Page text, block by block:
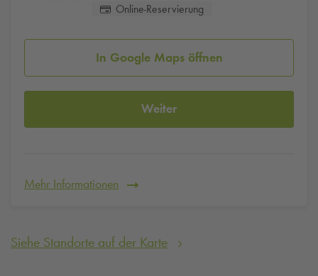
Online-Reservierung
In Google Maps öffnen
Weiter
Mehr Informationen
Siehe Standorte auf der Karte